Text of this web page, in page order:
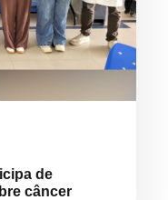
de
câncer